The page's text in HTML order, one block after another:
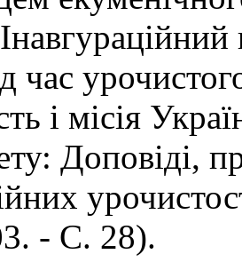
час
і місія
Доповіді,
- С. 28).